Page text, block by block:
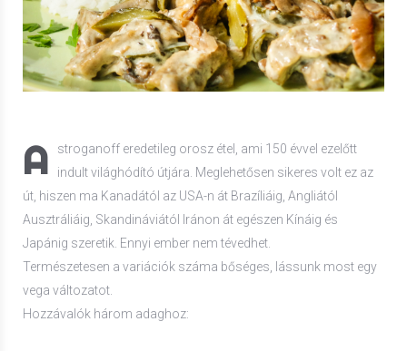
A
stroganoff eredetileg orosz étel, ami 150 évvel ezelőtt
indult világhódító útjára. Meglehetősen sikeres volt ez az
út, hiszen ma Kanadától az USA-n át Brazíliáig, Angliától
Ausztráliáig, Skandináviától Iránon át egészen Kínáig és
Japánig szeretik. Ennyi ember nem tévedhet.
Természetesen a variációk száma bőséges, lássunk most egy
vega változatot.
Hozzávalók három adaghoz: